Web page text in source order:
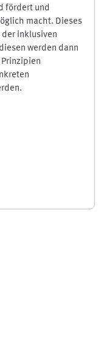
fördert und
macht. Dieses
inklusiven
werden dann